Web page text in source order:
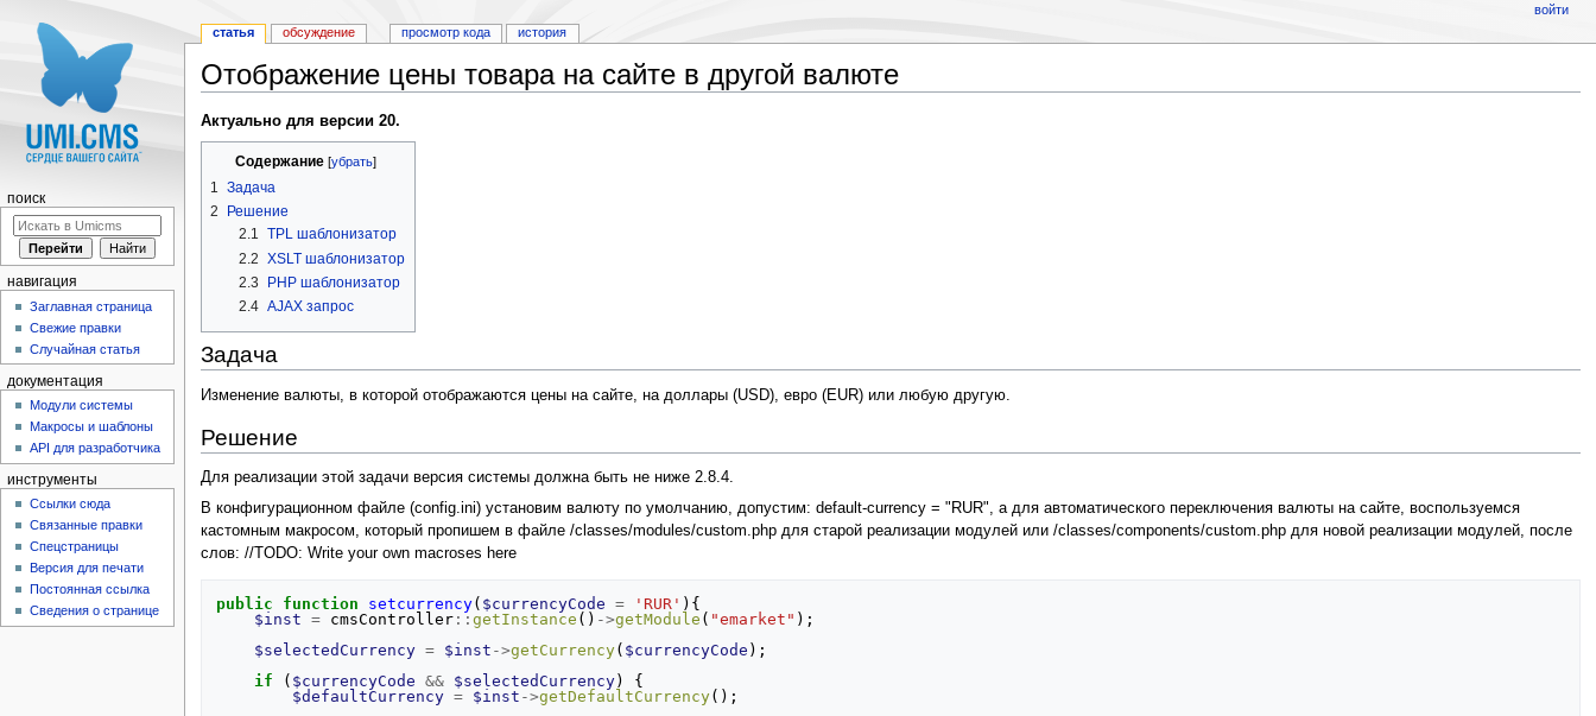
Отображение цены товара на сайте в другой валюте
Актуально для версии 20.
Содержание [убрать]
1 Задача
2
Решение
2.1 TPL шаблонизатор
2.2 XSLT шаблонизатор
2.3
PHP шаблонизатор
2.4 AJAX запрос
Задача
Изменение валюты, в которой отображаются цены на сайте, на доллары (USD), евро (EUR) или любую другую.
Решение
Для реализации этой задачи версия системы должна быть не ниже 2.8.4.
В конфигурационном файле (config.ini) установим валюту по умолчанию, допустим: default-currency = "RUR", а для автоматического переключения валюты на сайте, воспользуемся
кастомным макросом, который пропишем в файле /classes/modules/custom.php для старой реализации модулей или /classes/components/custom.php для новой реализации модулей, после
слов: //TODO: Write your own macroses here
public function setcurrency( $currencyCode = 'RUR' ){
$inst
= cmsController ::getInstance () ->getModule ( "emarket" );
$selectedCurrency = $inst ->getCurrency( $currencyCode );
if
( $currencyCode && $selectedCurrency)
{
$defaultCurrency = $inst ->getDefaultCurrency();
статья обсуждение просмотр кода история
войти
поиск
навигация
Заглавная страница
Свежие правки
Случайная статья
документация
Модули системы
Макросы и шаблоны
API для разработчика
инструменты
Ссылки сюда
Связанные правки
Спецстраницы
Версия для печати
Постоянная ссылка
Сведения о странице